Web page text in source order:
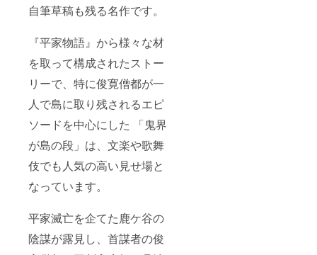
自筆草稿も残る名作です。
『平家物語』から様々な材
を取って構成されたストー
リーで、特に俊寛僧都が一
人で島に取り残されるエピ
ソードを中心にした 「鬼界
が島の段」は、文楽や歌舞
伎でも人気の高い見せ場と
なっています。
平家滅亡を企てた鹿ケ谷の
陰謀が露見し、首謀者の俊